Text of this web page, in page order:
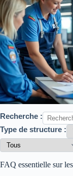
Recherche :
Type de structure :
FAQ essentielle sur